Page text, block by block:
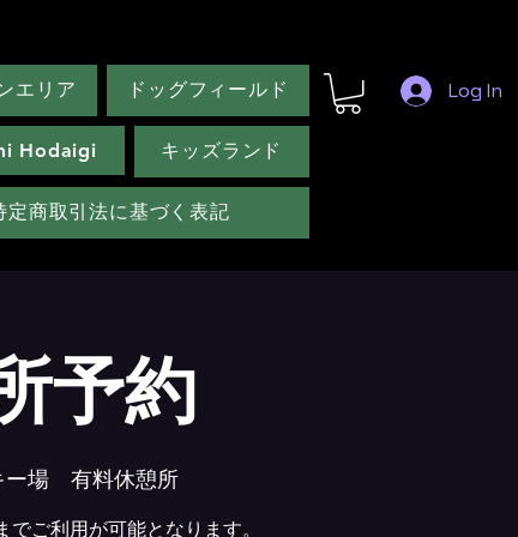
エリア ドッグフィールド
Hodaigi キッズランド
定商取引法に基づく表記
Log In
予約
ー場 有料休憩所
ご利用が可能となります。